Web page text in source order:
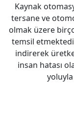
Kaynak
tersane ve
olmak üzere
temsil
indirerek
insan hatası